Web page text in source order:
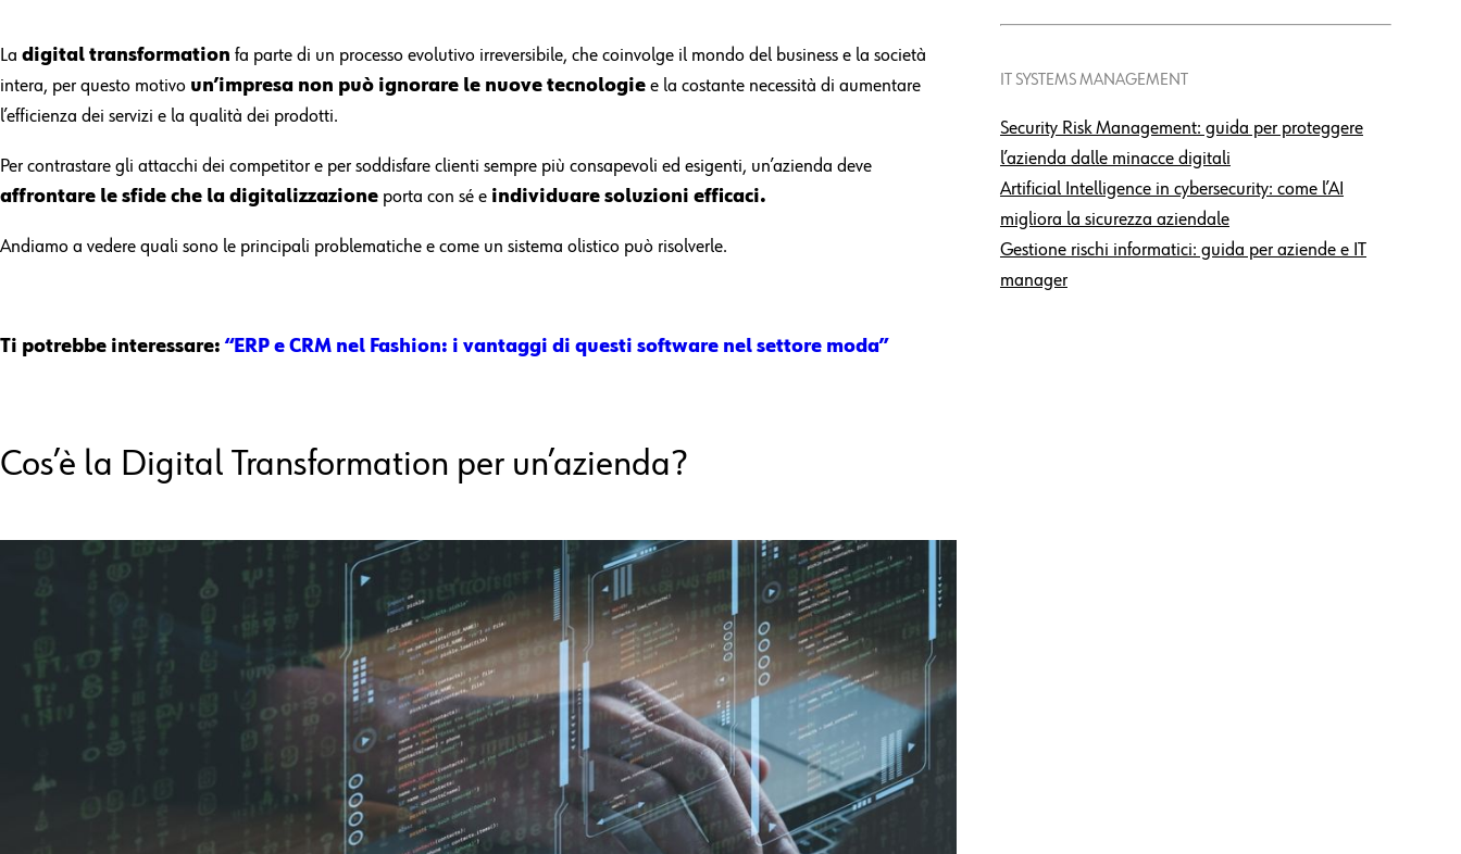
La digital transformation fa parte di un processo evolutivo irreversibile, che coinvolge il mondo del business e la società
intera, per questo motivo un’impresa non può ignorare le nuove tecnologie e la costante necessità di aumentare
l’efficienza dei servizi e la qualità dei prodotti.
Per contrastare gli attacchi dei competitor e per soddisfare clienti sempre più consapevoli ed esigenti, un’azienda deve
affrontare le sfide che la digitalizzazione porta con sé e individuare soluzioni efficaci.
Andiamo a vedere quali sono le principali problematiche e come un sistema olistico può risolverle.
Ti potrebbe interessare:“ERP e CRM nel Fashion: i vantaggi di questi software nel settore moda”
Cos’è la Digital Transformation per un’azienda?
IT SYSTEMS MANAGEMENT
Security Risk Management: guida per proteggere
l’azienda dalle minacce digitali
Artificial Intelligence in cybersecurity: come l’AI
migliora la sicurezza aziendale
Gestione rischi informatici: guida per aziende e IT
manager